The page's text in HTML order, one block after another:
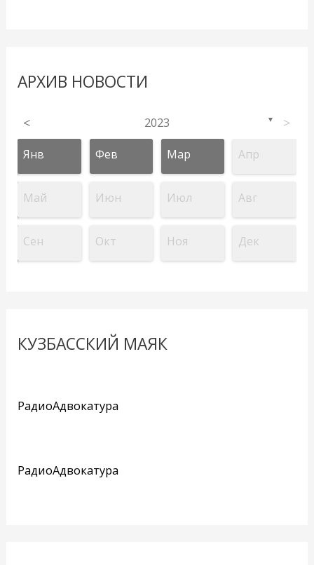
АРХИВ НОВОСТИ
< 2023 ▼ >
Янв Фев Мар Апр
Май Июн Июл Авг
Сен Окт Ноя Дек
КУЗБАССКИЙ МАЯК
РадиоАдвокатура
РадиоАдвокатура